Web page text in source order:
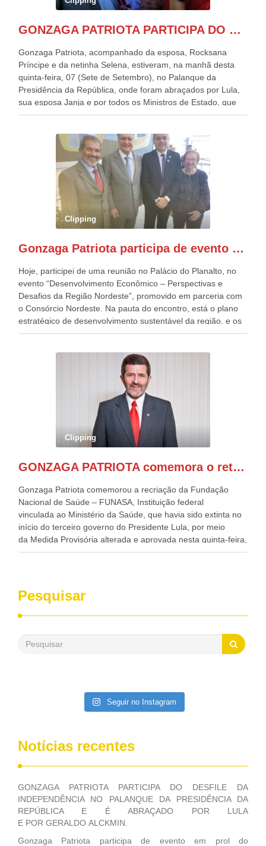
GONZAGA PATRIOTA PARTICIPA DO DESFILE DA INDEPENDÊNCIA NO PALANQUE DA PRESIDÊNCIA DA REPÚBLICA E É ABRAÇADO POR LULA E POR GERALDO ALCKMIN.
Gonzaga Patriota, acompanhado da esposa, Rocksana
Príncipe e da netinha Selena, estiveram, na manhã desta
quinta-feira, 07 (Sete de Setembro), no Palanque da
Presidência da República, onde foram abraçados por Lula,
sua esposa Janja e por todos os Ministros de Estado, que
estavam presentes, nos Desfiles da Independência da
outros desfiles, na Esplanada dos Ministérios, disse ter sido
o deste ano, o maior e o mais organizado de todos. “Há
quatro décadas, como Patriota até no nome, participo
anualmente dos desfiles de Sete de Setembro, na
Esplanada dos Ministérios, em Brasília. Este ano, o governo
preparou espaços com cadeiras e coberturas, para 30.000
pessoas, só que o número de Patriotas Brasileiros
Independentes, dobrou na Esplanada. Eu, Lula e os
Patriota.
Clipping
Gonzaga Patriota participa de evento em prol do desenvolvimento do Nordeste
Hoje, participei de uma reunião no Palácio do Planalto, no
evento “Desenvolvimento Econômico – Perspectivas e
Desafios da Região Nordeste”, promovido em parceria com
o Consórcio Nordeste. Na pauta do encontro, está o plano
estratégico de desenvolvimento sustentável da região, e os
desafios para a elaboração de políticas públicas, que
evento contou com a presença do Vice-presidente Geraldo
Alckmin, que também ocupa o Ministério do
Desenvolvimento, Indústria, Comércio e Serviços, o ex
governador de Pernambuco, agora Presidente do Banco do
Nordeste, Paulo Câmara, o ex Deputado Federal, e
atualmente Superintendente da SUDENE, Danilo Cabral, da
Governadora de Pernambuco, Raquel Lyra, os ministros da
Casa Civil, Rui Costa, e da Integração e do Desenvolvimento
de todo Nordeste que também ajudam a fomentar o
Clipping
GONZAGA PATRIOTA comemora o retorno da FUNASA
Gonzaga Patriota comemorou a recriação da Fundação
Nacional de Saúde – FUNASA, Instituição federal
vinculada ao Ministério da Saúde, que havia sido extinta no
início do terceiro governo do Presidente Lula, por meio
da Medida Provisória alterada e aprovada nesta quinta-feira,
pelo Congresso Nacional. Gonzaga Patriota disse hoje em
desenvolvimento dos seus municípios e, somente o ano
passado, essa Fundação distribuiu mais de três bilhões de
reais, com suas maravilhosas ações, dentre alas, mais de
saneamento básico, em pequenas comunidades rurais.
Patriota disse ainda que, mesmo sem mandato,
Pesquisar
Seguir no Instagram
Notícias recentes
GONZAGA PATRIOTA PARTICIPA DO DESFILE DA
INDEPENDÊNCIA NO PALANQUE DA PRESIDÊNCIA DA
REPÚBLICA E É ABRAÇADO POR LULA
E POR GERALDO ALCKMIN.
Gonzaga Patriota participa de evento em prol do